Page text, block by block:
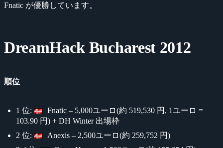
Fnatic が優勝しています。
DreamHack Bucharest 2012
順位
1 位:
Fnatic – 5,000ユーロ(約 519,530 円, 1ユーロ =
103.90 円) + DH Winter 出場枠
2 位:
Anexis – 2,500ユーロ(約 259,752 円)